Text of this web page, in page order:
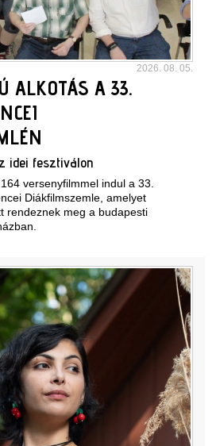
2026. 08. 05.
ALKOTÁS A 33.
idei fesztiválon
versenyfilmmel indul a 33.
Diákfilmszemle, amelyet
rendeznek meg a budapesti